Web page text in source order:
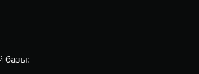
базы: